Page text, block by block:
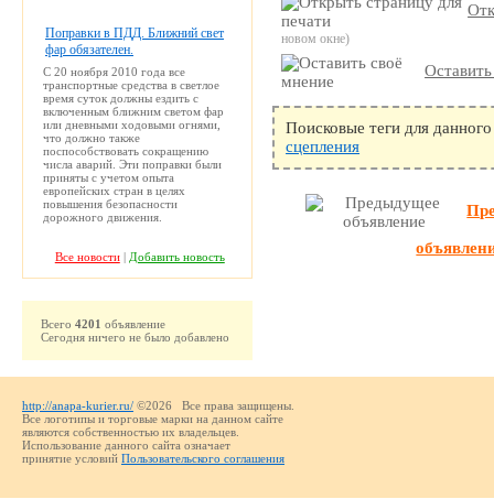
новом окне)
Поисковые теги для
сцепления
Поправки в ПДД. Ближний свет
фар обязателен.
С 20 ноября 2010 года все
транспортные средства в светлое
время суток должны ездить с
включенным ближним светом фар
или дневными ходовыми огнями,
что должно также
поспособствовать сокращению
числа аварий. Эти поправки были
приняты с учетом опыта
европейских стран в целях
повышения безопасности
дорожного движения.
Все новости| Добавить новость
Всего 4201 объявление
Сегодня ничего не было добавлено
http://anapa-kurier.ru/ ©2026 Все права защищены.
Все логотипы и торговые марки на данном сайте
являются собственностью их владельцев.
Использование данного сайта означает
принятие условий Пользовательского соглашения